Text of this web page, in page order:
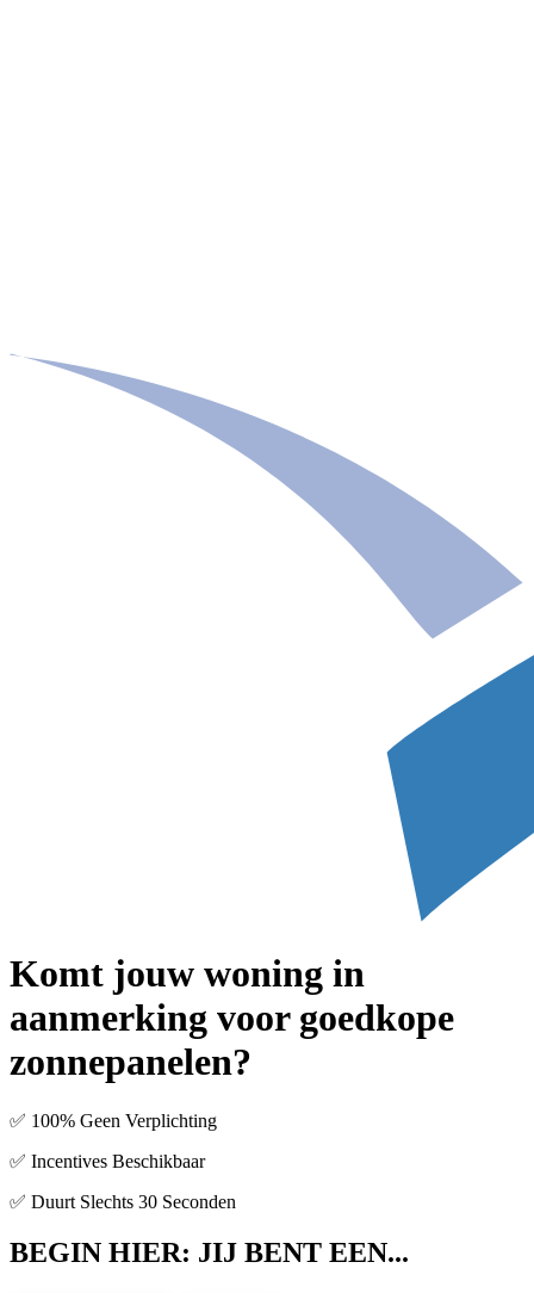
Komt jouw woning in
aanmerking voor goedkope
zonnepanelen?
✅ 100% Geen Verplichting
✅ Incentives Beschikbaar
✅ Duurt Slechts 30 Seconden
BEGIN HIER: JIJ BENT EEN...